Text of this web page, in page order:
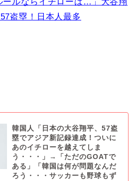
盗塁！日本人最多
韓国人「日本の大谷翔平、57盗
塁でアジア新記録達成！ついに
あのイチローを越えてしま
う・・・」→「ただのGOATで
ある」「韓国は何が問題なんだ
ろう・・・サッカーも野球もず